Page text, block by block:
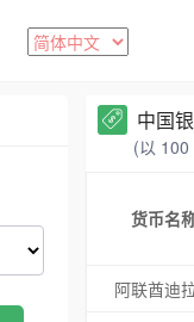
中国
(以
货币名
阿联酋迪